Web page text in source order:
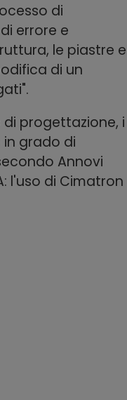
di
errore e
le piastre e
di un
progettazione, i
grado di
Annovi
l'uso di Cimatron